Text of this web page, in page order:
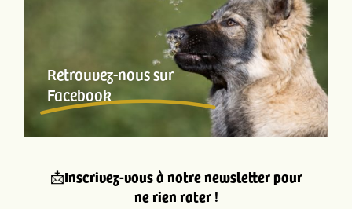
Retrouvez-nous sur
Facebook
📩Inscrivez-vous à notre newsletter pour
ne rien rater !